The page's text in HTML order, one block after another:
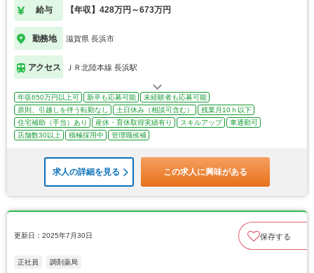
給与 【年収】428万円～673万円
勤務地 滋賀県 長浜市
アクセス ＪＲ北陸本線 長浜駅
年収650万円以上可 新卒も応募可能
未経験者も応募可能
原則、引越しを伴う転勤なし
土日休み（相談可含む）
残業月10ｈ以下
住宅補助（手当）あり
産休・育休取得実績有り スキルアップ
車通勤可
店舗数30以上
積極採用中 管理職候補
求人の詳細を見る この求人に興味がある
更新日：2025年7月30日 保存する
正社員 調剤薬局